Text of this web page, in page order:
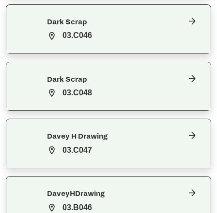
Dark Scrap
03.C046
Dark Scrap
03.C048
Davey H Drawing
03.C047
DaveyHDrawing
03.B046